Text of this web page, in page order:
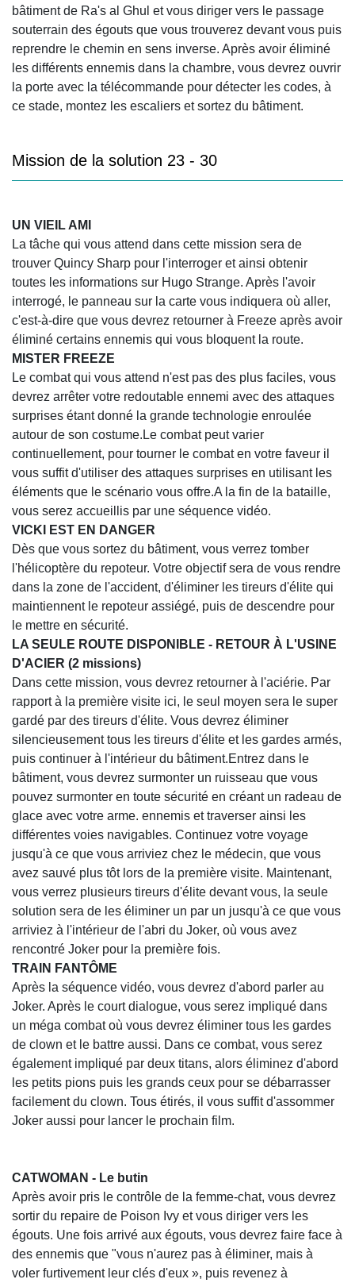
bâtiment de Ra's al Ghul et vous diriger vers le passage
souterrain des égouts que vous trouverez devant vous puis
reprendre le chemin en sens inverse. Après avoir éliminé
les différents ennemis dans la chambre, vous devrez ouvrir
la porte avec la télécommande pour détecter les codes, à
ce stade, montez les escaliers et sortez du bâtiment.
Mission de la solution 23 - 30
UN VIEIL AMI
La tâche qui vous attend dans cette mission sera de
trouver Quincy Sharp pour l'interroger et ainsi obtenir
toutes les informations sur Hugo Strange. Après l'avoir
interrogé, le panneau sur la carte vous indiquera où aller,
c'est-à-dire que vous devrez retourner à Freeze après avoir
éliminé certains ennemis qui vous bloquent la route.
MISTER FREEZE
Le combat qui vous attend n'est pas des plus faciles, vous
devrez arrêter votre redoutable ennemi avec des attaques
surprises étant donné la grande technologie enroulée
autour de son costume.Le combat peut varier
continuellement, pour tourner le combat en votre faveur il
vous suffit d'utiliser des attaques surprises en utilisant les
éléments que le scénario vous offre.A la fin de la bataille,
vous serez accueillis par une séquence vidéo.
VICKI EST EN DANGER
Dès que vous sortez du bâtiment, vous verrez tomber
l'hélicoptère du repoteur. Votre objectif sera de vous rendre
dans la zone de l'accident, d'éliminer les tireurs d'élite qui
maintiennent le repoteur assiégé, puis de descendre pour
le mettre en sécurité.
LA SEULE ROUTE DISPONIBLE - RETOUR À L'USINE
D'ACIER (2 missions)
Dans cette mission, vous devrez retourner à l'aciérie. Par
rapport à la première visite ici, le seul moyen sera le super
gardé par des tireurs d'élite. Vous devrez éliminer
silencieusement tous les tireurs d'élite et les gardes armés,
puis continuer à l'intérieur du bâtiment.Entrez dans le
bâtiment, vous devrez surmonter un ruisseau que vous
pouvez surmonter en toute sécurité en créant un radeau de
glace avec votre arme. ennemis et traverser ainsi les
différentes voies navigables. Continuez votre voyage
jusqu'à ce que vous arriviez chez le médecin, que vous
avez sauvé plus tôt lors de la première visite. Maintenant,
vous verrez plusieurs tireurs d'élite devant vous, la seule
solution sera de les éliminer un par un jusqu'à ce que vous
arriviez à l'intérieur de l'abri du Joker, où vous avez
rencontré Joker pour la première fois.
TRAIN FANTÔME
Après la séquence vidéo, vous devrez d'abord parler au
Joker. Après le court dialogue, vous serez impliqué dans
un méga combat où vous devrez éliminer tous les gardes
de clown et le battre aussi. Dans ce combat, vous serez
également impliqué par deux titans, alors éliminez d'abord
les petits pions puis les grands ceux pour se débarrasser
facilement du clown. Tous étirés, il vous suffit d'assommer
Joker aussi pour lancer le prochain film.
CATWOMAN - Le butin
Après avoir pris le contrôle de la femme-chat, vous devrez
sortir du repaire de Poison Ivy et vous diriger vers les
égouts. Une fois arrivé aux égouts, vous devrez faire face à
des ennemis que "vous n'aurez pas à éliminer, mais à
voler furtivement leur clés d'eux », puis revenez à